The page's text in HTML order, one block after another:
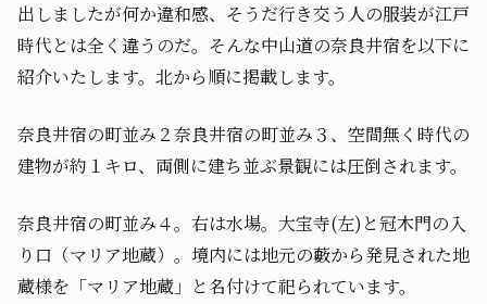
出しましたが何か違和感、そうだ行き交う人の服装が江戸
時代とは全く違うのだ。そんな中山道の奈良井宿を以下に
紹介いたします。北から順に掲載します。
奈良井宿の町並み２奈良井宿の町並み３、空間無く時代の
建物が約１キロ、両側に建ち並ぶ景観には圧倒されます。
奈良井宿の町並み４。右は水場。大宝寺(左)と冠木門の入
り口（マリア地蔵）。境内には地元の藪から発見された地
蔵様を「マリア地蔵」と名付けて祀られています。